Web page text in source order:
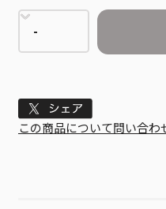
Tweet
この商品について問い合わ